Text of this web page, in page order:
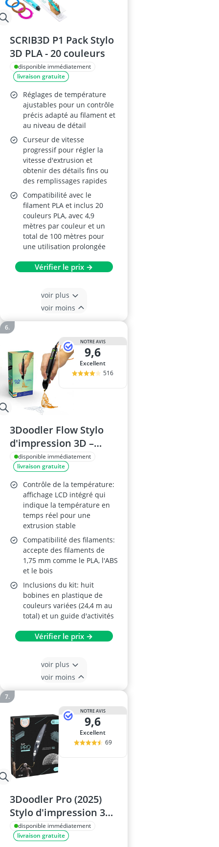
SCRIB3D P1 Pack Stylo
3D PLA - 20 couleurs
disponible immédiatement
livraison gratuite
Réglages de température
ajustables pour un contrôle
précis adapté au filament et
au niveau de détail
Curseur de vitesse
progressif pour régler la
vitesse d'extrusion et
obtenir des détails fins ou
des remplissages rapides
Compatibilité avec le
filament PLA et inclus 20
couleurs PLA, avec 4,9
mètres par couleur et un
total de 100 mètres pour
une utilisation prolongée
Vérifier le prix →
voir plus
voir moins
NOTRE AVIS
9,6
Excellent
516
3Doodler Flow Stylo
d'impression 3D –
Noir, pour
adolescents, adultes
et créateurs, avec
recharges de
filaments gratuites,
pochoir et guide de
démarrage
disponible immédiatement
livraison gratuite
Contrôle de la température:
affichage LCD intégré qui
indique la température en
temps réel pour une
extrusion stable
Compatibilité des filaments:
accepte des filaments de
1,75 mm comme le PLA, l'ABS
et le bois
Inclusions du kit: huit
bobines en plastique de
couleurs variées (24,4 m au
total) et un guide d'activités
Vérifier le prix →
voir plus
voir moins
NOTRE AVIS
9,6
Excellent
69
3Doodler Pro (2025)
Stylo d'impression 3D
– Outil de conception
et prototypage, buses
disponible immédiatement
livraison gratuite